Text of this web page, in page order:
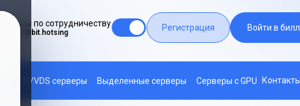
Вопросы по сотрудничеству
support@bit.hotsing Регистрация Войти в
VPS/VDS серверы Выделенные серверы Серверы с GPU Контакты